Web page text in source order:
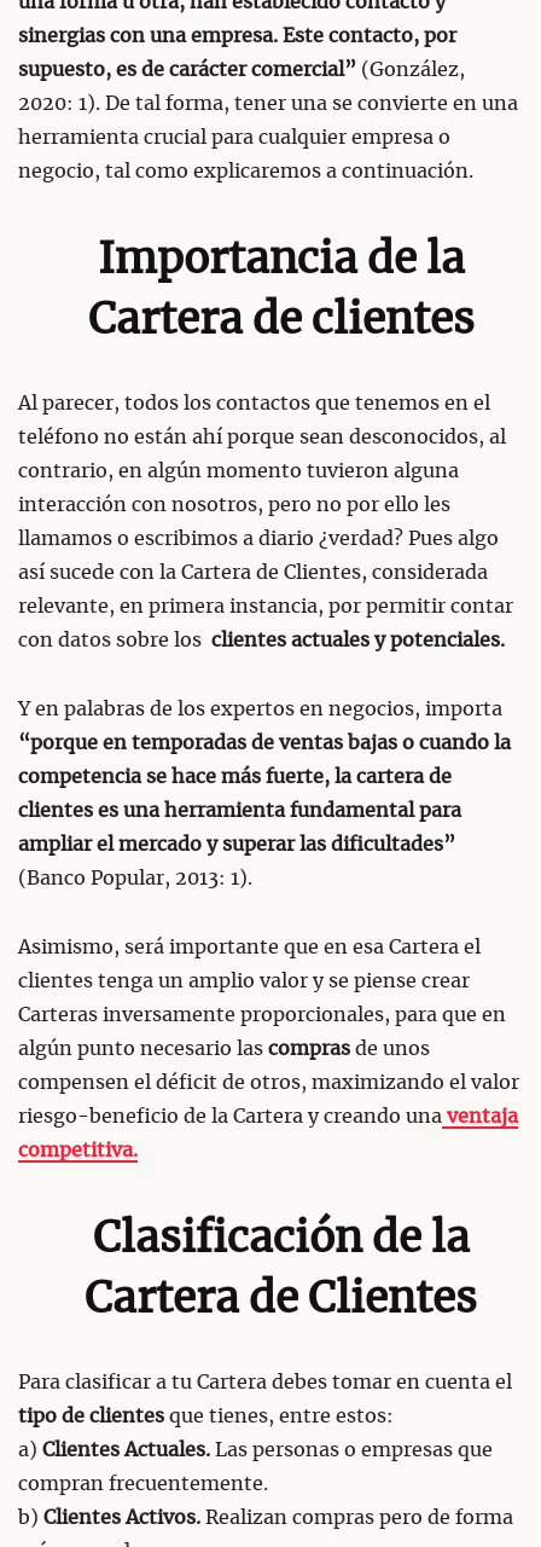
sinergias con una empresa. Este contacto, por
supuesto, es de carácter comercial” (González,
2020: 1). De tal forma, tener una se convierte en una
herramienta crucial para cualquier empresa o
negocio, tal como explicaremos a continuación.
Importancia de la
Cartera de clientes
Al parecer, todos los contactos que tenemos en el
teléfono no están ahí porque sean desconocidos, al
contrario, en algún momento tuvieron alguna
interacción con nosotros, pero no por ello les
llamamos o escribimos a diario ¿verdad? Pues algo
así sucede con la Cartera de Clientes, considerada
relevante, en primera instancia, por permitir contar
con datos sobre los clientes actuales y potenciales.
Y en palabras de los expertos en negocios, importa
“porque en temporadas de ventas bajas o cuando la
competencia se hace más fuerte, la cartera de
clientes es una herramienta fundamental para
ampliar el mercado y superar las dificultades”
(Banco Popular, 2013: 1).
Asimismo, será importante que en esa Cartera el
clientes tenga un amplio valor y se piense crear
Carteras inversamente proporcionales, para que en
algún punto necesario las compras de unos
compensen el déficit de otros, maximizando el valor
riesgo-beneficio de la Cartera y creando una ventaja
competitiva.
Clasificación de la
Cartera de Clientes
Para clasificar a tu Cartera debes tomar en cuenta el
tipo de clientes que tienes, entre estos:
a) Clientes Actuales. Las personas o empresas que
compran frecuentemente.
b) Clientes Activos. Realizan compras pero de forma